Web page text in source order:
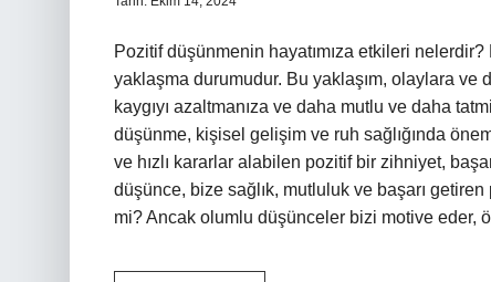
Pozitif düşünmenin hayatımıza etkileri
yaklaşma durumudur. Bu yaklaşım, olaylara ve
kaygıyı azaltmanıza ve daha mutlu ve daha
düşünme, kişisel gelişim ve ruh sağlığında
ve hızlı kararlar alabilen pozitif bir zihniyet,
düşünce, bize sağlık, mutluluk ve başarı
mi? Ancak olumlu düşünceler bizi motive eder,